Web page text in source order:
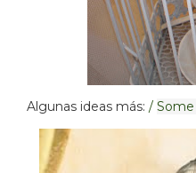
Algunas ideas más: / Some